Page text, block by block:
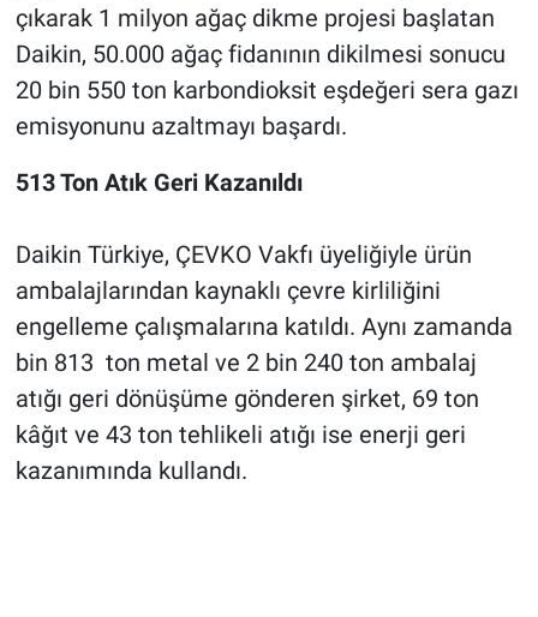
çıkarak 1 milyon ağaç dikme projesi başlatan
Daikin, 50.000 ağaç fidanının dikilmesi sonucu
20 bin 550 ton karbondioksit eşdeğeri sera gazı
emisyonunu azaltmayı başardı.
513 Ton Atık Geri Kazanıldı
Daikin Türkiye, ÇEVKO Vakfı üyeliğiyle ürün
ambalajlarından kaynaklı çevre kirliliğini
engelleme çalışmalarına katıldı. Aynı zamanda
bin 813 ton metal ve 2 bin 240 ton ambalaj
atığı geri dönüşüme gönderen şirket, 69 ton
kâğıt ve 43 ton tehlikeli atığı ise enerji geri
kazanımında kullandı.